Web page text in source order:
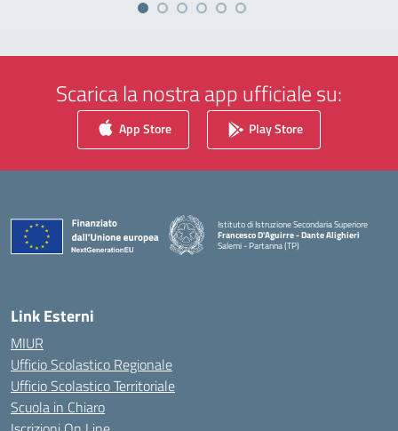
Scarica la nostra app ufficiale su:
App Store Play Store
Istituto di Istruzione Secondaria Superiore
Francesco D'Aguirre - Dante Alighieri
Salemi - Partanna (TP)
Link Esterni
MIUR
Ufficio Scolastico Regionale
Ufficio Scolastico Territoriale
Scuola in Chiaro